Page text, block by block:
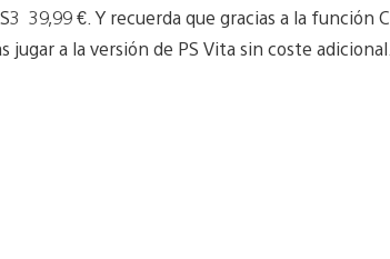
39,99 €. Y recuerda que gracias a la función
jugar a la versión de PS Vita sin coste adicional.